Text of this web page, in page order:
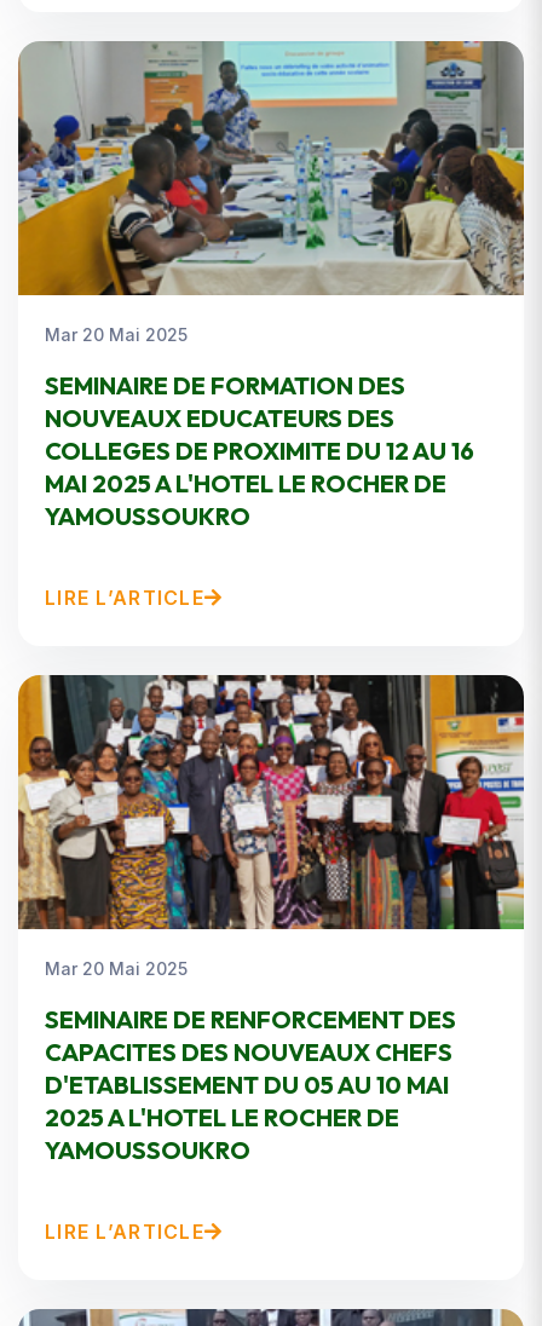
Mar 20 Mai 2025
SEMINAIRE DE FORMATION DES
NOUVEAUX EDUCATEURS DES
COLLEGES DE PROXIMITE DU 12 AU 16
MAI 2025 A L'HOTEL LE ROCHER DE
YAMOUSSOUKRO
LIRE L’ARTICLE
Mar 20 Mai 2025
SEMINAIRE DE RENFORCEMENT DES
CAPACITES DES NOUVEAUX CHEFS
D'ETABLISSEMENT DU 05 AU 10 MAI
2025 A L'HOTEL LE ROCHER DE
YAMOUSSOUKRO
LIRE L’ARTICLE